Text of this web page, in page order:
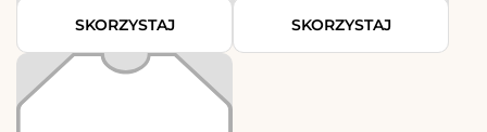
SKORZYSTAJ SKORZYSTAJ